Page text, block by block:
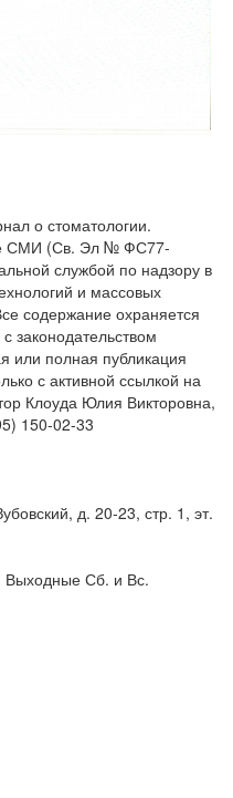
о стоматологии.
СМИ (Св. Эл № ФС77-
службой по надзору в
и массовых
содержание охраняется
законодательством
или полная публикация
с активной ссылкой на
Клоуда Юлия Викторовна,
150-02-33
д. 20-23, стр. 1, эт.
Выходные Сб. и Вс.